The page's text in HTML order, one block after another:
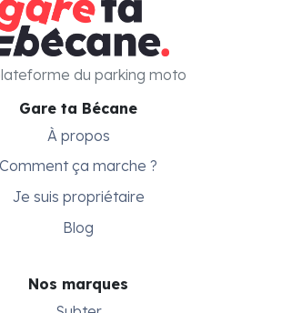
Gare ta Bécane
À propos
Comment ça marche ?
Je suis propriétaire
Blog
Nos marques
du parking moto